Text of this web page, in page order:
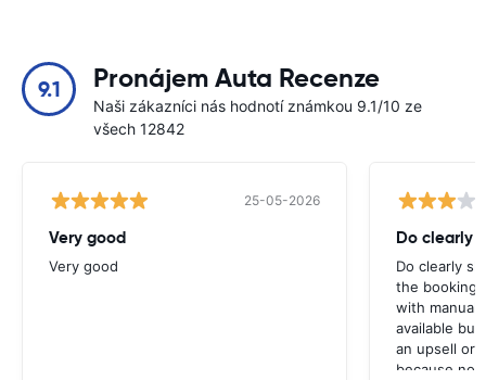
9.1 Pronájem Auta Recenze
Naši zákazníci nás hodnotí známkou 9.1/10 ze
všech 12842
25-05-2026
Very good
Very good
Do clearly
Do clearly
the booking
with manual
available
an upsell or
because no